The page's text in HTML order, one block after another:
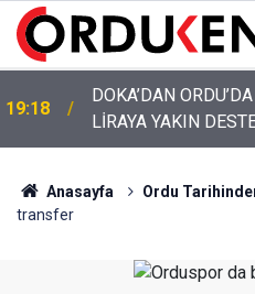
12:46
YENİ PARTİ’NİN
KADROSU
Anasayfa Ordu
transfer